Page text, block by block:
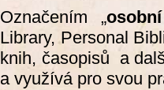
Označením „
Library, Personal
knih, časopisů a
a využívá pro svou